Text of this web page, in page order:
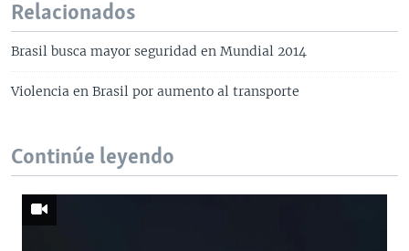
Relacionados
Brasil busca mayor seguridad en Mundial 2014
Violencia en Brasil por aumento al transporte
Continúe leyendo